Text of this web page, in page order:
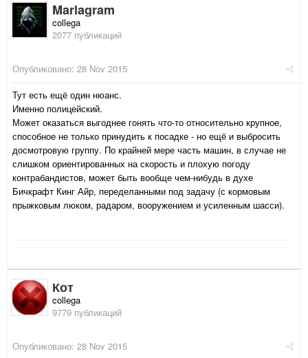
Marlagram
collega
2077 публикаций
Опубликовано: 28 Nov 2015
Тут есть ещё один нюанс.
Именно полицейский.
Может оказаться выгоднее гонять что-то относительно крупное,
способное не только принудить к посадке - но ещё и выбросить
досмотровую группу. По крайней мере часть машин, в случае не
слишком ориентированных на скорость и плохую погоду
контрабандистов, может быть вообще чем-нибудь в духе
Бичкрафт Кинг Айр, переделанными под задачу (с кормовым
прыжковым люком, радаром, вооружением и усиленным шасси).
Кот
collega
9779 публикаций
Опубликовано: 28 Nov 2015